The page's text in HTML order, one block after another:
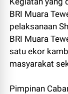
BRI Muara
pelaksanaan
BRI Muara
satu ekor
masyarakat
Pimpinan